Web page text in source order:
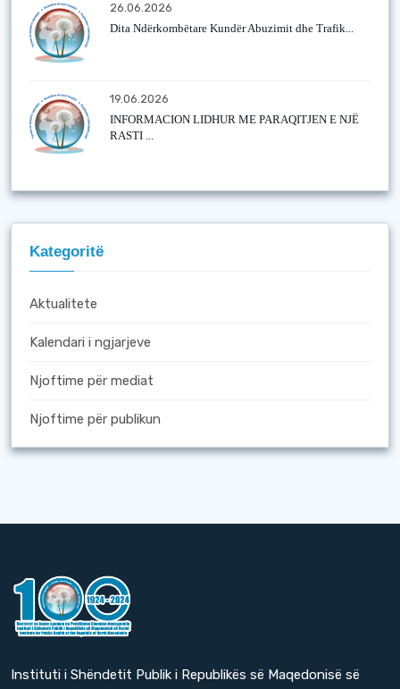
26.06.2026
Dita Ndërkombëtare Kundër Abuzimit dhe Trafik...
19.06.2026
INFORMACION LIDHUR ME PARAQITJEN E NJË
RASTI ...
Kategoritë
Aktualitete
Kalendari i ngjarjeve
Njoftime për mediat
Njoftime për publikun
Instituti i Shëndetit Publik i Republikës së Maqedonisë së